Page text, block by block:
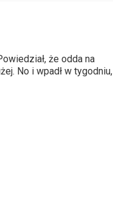
że odda na
No i wpadł w tygodniu,